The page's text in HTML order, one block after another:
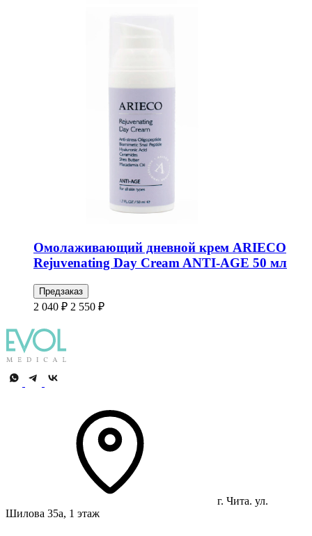
Омолаживающий дневной крем ARIECO
Rejuvenating Day Cream ANTI-AGE 50 мл
Предзаказ
2 040 ₽ 2 550 ₽
г. Чита. ул.
Шилова 35а, 1 этаж